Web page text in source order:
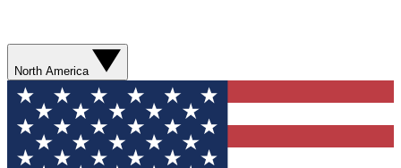
North America